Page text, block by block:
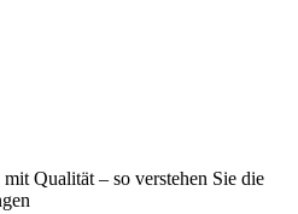
mit Qualität – so verstehen Sie die